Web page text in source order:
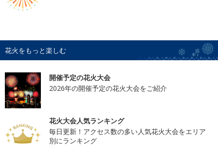
花火をもっと楽しむ
開催予定の花火大会
2026年の開催予定の花火大会をご紹介
花火大会人気ランキング
毎日更新！アクセス数の多い人気花火大会をエリア
別にランキング